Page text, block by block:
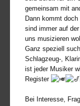
gemeinsam mit
Dann kommt
sind immer auf
uns musizieren
Ganz speziell
Schlagzeug-,
ist jeder Musiker
Register
Bei Interesse,